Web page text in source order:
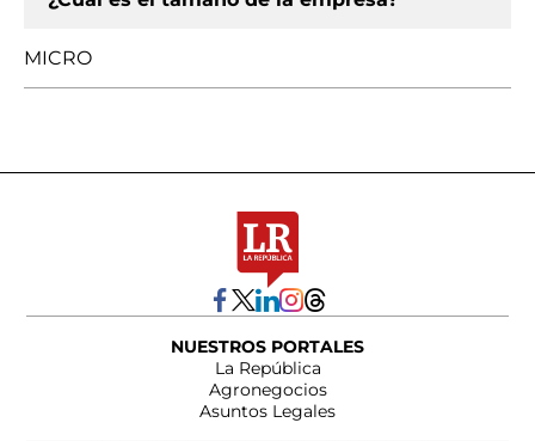
MICRO
NUESTROS PORTALES
La República
Agronegocios
Asuntos Legales